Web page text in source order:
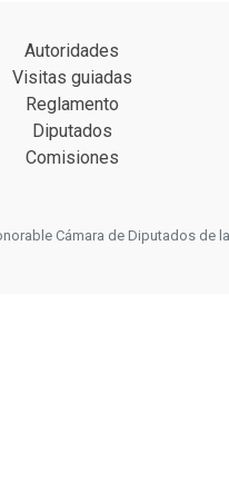
Autoridades
Visitas guiadas
Reglamento
Diputados
Comisiones
Cámara de Diputados de